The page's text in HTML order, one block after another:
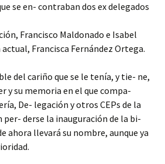
se en- contraban dos ex delegados
Francisco Maldonado e Isabel
Francisca Fernández Ortega.
del cariño que se le tenía, y tie- ne,
y su memoria en el que compa-
De- legación y otros CEPs de la
derse la inauguración de la bi-
ahora llevará su nombre, aunque ya